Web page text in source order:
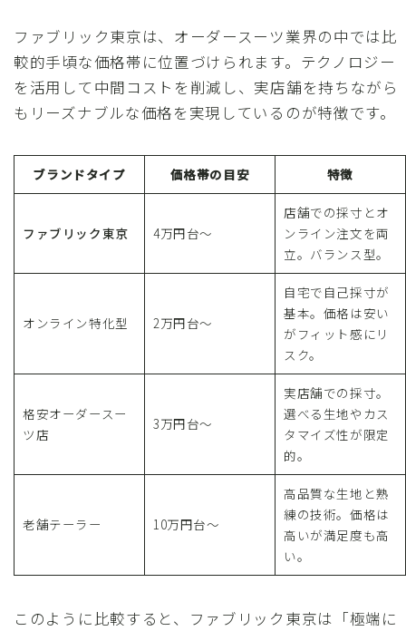
ファブリック東京は、オーダースーツ業界の中では比
較的手頃な価格帯に位置づけられます。テクノロジー
を活用して中間コストを削減し、実店舗を持ちながら
もリーズナブルな価格を実現しているのが特徴です。
ブランドタイプ 価格帯の目安 特徴
ファブリック東京 4万円台〜
店舗での採寸とオ
ンライン注文を両
立。バランス型。
オンライン特化型 2万円台〜
自宅で自己採寸が
基本。価格は安い
がフィット感にリ
スク。
格安オーダースー
ツ店
3万円台〜
実店舗での採寸。
選べる生地やカス
タマイズ性が限定
的。
老舗テーラー 10万円台〜
高品質な生地と熟
練の技術。価格は
高いが満足度も高
い。
このように比較すると、ファブリック東京は「極端に